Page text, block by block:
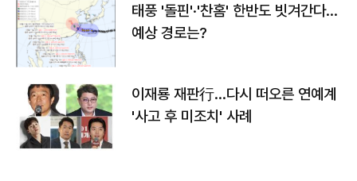
태풍 '돌핀'·'찬홈' 한반도 빗겨간다…
예상 경로는?
이재룡 재판行…다시 떠오른 연예계
'사고 후 미조치' 사례